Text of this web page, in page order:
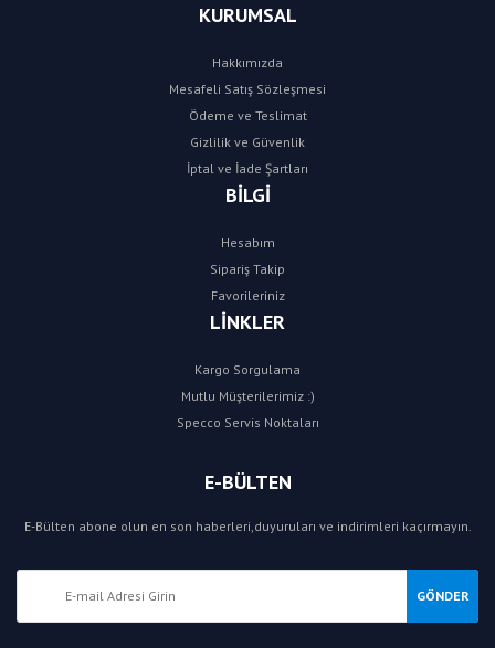
KURUMSAL
Hakkımızda
Mesafeli Satış Sözleşmesi
Ödeme ve Teslimat
Gizlilik ve Güvenlik
İptal ve İade Şartları
BİLGİ
Hesabım
Sipariş Takip
Favorileriniz
LİNKLER
Kargo Sorgulama
Mutlu Müşterilerimiz :)
Specco Servis Noktaları
E-BÜLTEN
E-Bülten abone olun en son haberleri,duyuruları ve indirimleri kaçırmayın.
GÖNDER